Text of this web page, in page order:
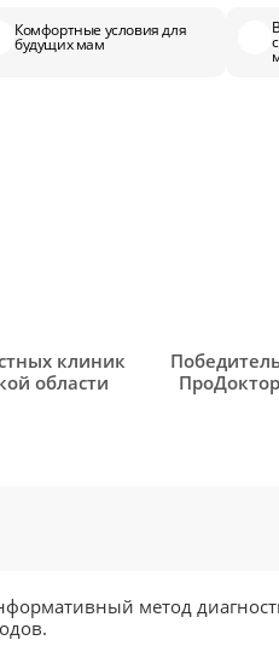
Комфортные условия для
будущих мам
клиник
области
метод